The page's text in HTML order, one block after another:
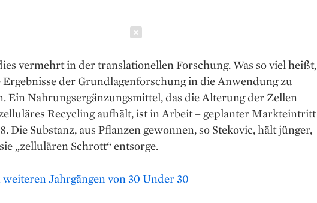
vermehrt in der translationellen Forschung. Was so viel heißt,
der Grundlagenforschung in die Anwendung zu
Ein Nahrungsergänzungsmittel, das die Alterung der Zellen
Recycling aufhält, ist in Arbeit – geplanter Markteintritt
Die Substanz, aus Pflanzen gewonnen, so Stekovic, hält jünger,
„zellulären Schrott“ entsorge.
weiteren Jahrgängen von 30 Under 30